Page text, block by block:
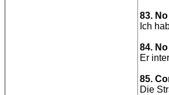
83.
Ich
84.
Er
85.
Die